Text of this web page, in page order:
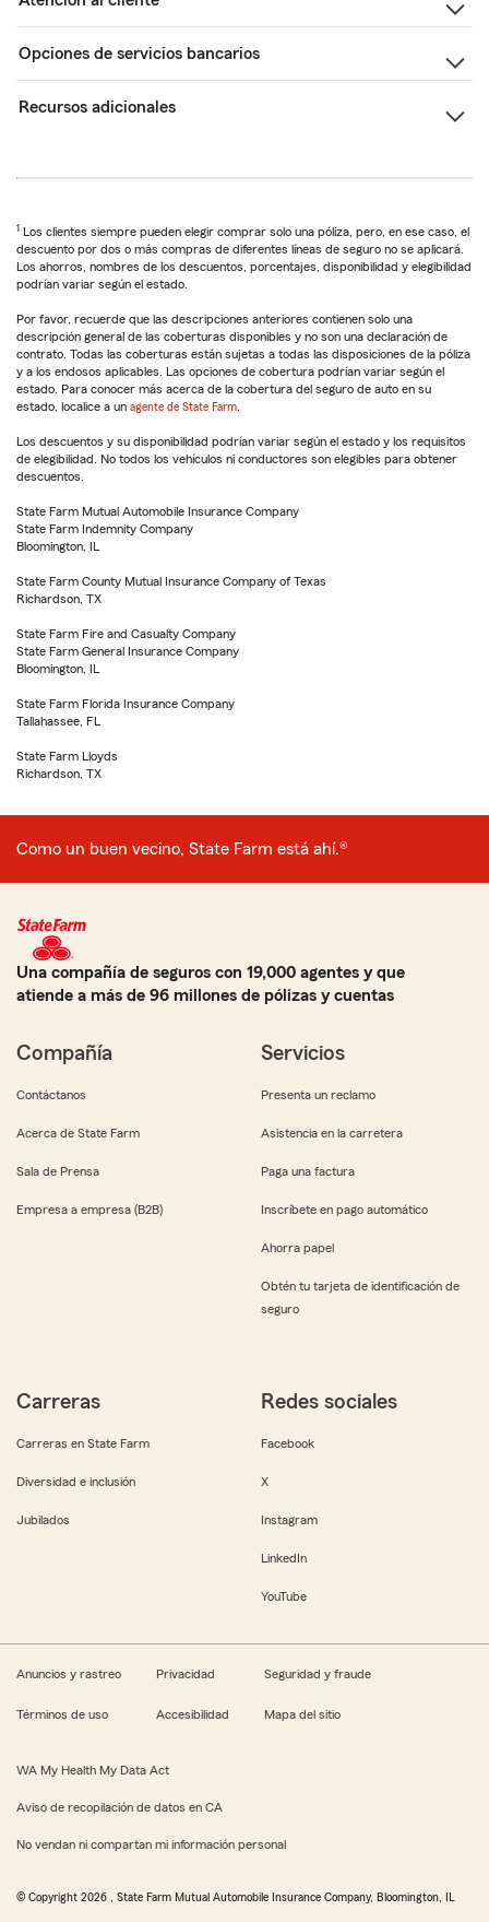
Opciones de servicios bancarios
Recursos adicionales
1 Los clientes siempre pueden elegir comprar solo una póliza, pero, en ese caso, el
descuento por dos o más compras de diferentes líneas de seguro no se aplicará.
Los ahorros, nombres de los descuentos, porcentajes, disponibilidad y elegibilidad
podrían variar según el estado.
Por favor, recuerde que las descripciones anteriores contienen solo una
descripción general de las coberturas disponibles y no son una declaración de
contrato. Todas las coberturas están sujetas a todas las disposiciones de la póliza
y a los endosos aplicables. Las opciones de cobertura podrían variar según el
estado. Para conocer más acerca de la cobertura del seguro de auto en su
estado, localice a un agente de State Farm
Los descuentos y su disponibilidad podrían variar según el estado y los requisitos
de elegibilidad. No todos los vehículos ni conductores son elegibles para obtener
descuentos.
State Farm Mutual Automobile Insurance Company
State Farm Indemnity Company
Bloomington, IL
State Farm County Mutual Insurance Company of Texas
Richardson, TX
State Farm Fire and Casualty Company
State Farm General Insurance Company
Bloomington, IL
State Farm Florida Insurance Company
Tallahassee, FL
State Farm Lloyds
Richardson, TX
Como un buen vecino, State Farm está ahí.®
Una compañía de seguros con 19,000 agentes y que
atiende a más de 96 millones de pólizas y cuentas
Compañía
Contáctanos
Acerca de State Farm
Sala de Prensa
Empresa a empresa (B2B)
Servicios
Presenta un reclamo
Asistencia en la carretera
Paga una factura
Inscríbete en pago automático
Ahorra papel
Obtén tu tarjeta de identificación de
seguro
Carreras
Carreras en State Farm
Diversidad e inclusión
Jubilados
Redes sociales
Facebook
X
Instagram
LinkedIn
YouTube
Anuncios y rastreo Privacidad Seguridad y fraude
Términos de uso Accesibilidad Mapa del sitio
WA My Health My Data Act
Aviso de recopilación de datos en CA
No vendan ni compartan mi información personal
© Copyright 2026 , State Farm Mutual Automobile Insurance Company, Bloomington, IL